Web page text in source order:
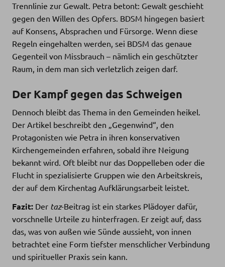
Trennlinie zur Gewalt. Petra betont: Gewalt geschieht
gegen den Willen des Opfers. BDSM hingegen basiert
auf Konsens, Absprachen und Fürsorge. Wenn diese
Regeln eingehalten werden, sei BDSM das genaue
Gegenteil von Missbrauch – nämlich ein geschützter
Raum, in dem man sich verletzlich zeigen darf.
Der Kampf gegen das Schweigen
Dennoch bleibt das Thema in den Gemeinden heikel.
Der Artikel beschreibt den „Gegenwind“, den
Protagonisten wie Petra in ihren konservativen
Kirchengemeinden erfahren, sobald ihre Neigung
bekannt wird. Oft bleibt nur das Doppelleben oder die
Flucht in spezialisierte Gruppen wie den Arbeitskreis,
der auf dem Kirchentag Aufklärungsarbeit leistet.
Fazit: Der taz-Beitrag ist ein starkes Plädoyer dafür,
vorschnelle Urteile zu hinterfragen. Er zeigt auf, dass
das, was von außen wie Sünde aussieht, von innen
betrachtet eine Form tiefster menschlicher Verbindung
und spiritueller Praxis sein kann.